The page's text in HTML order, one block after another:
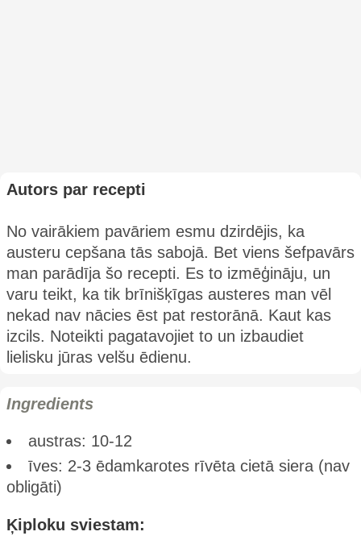
Autors par recepti
No vairākiem pavāriem esmu dzirdējis, ka
austeru cepšana tās sabojā. Bet viens šefpavārs
man parādīja šo recepti. Es to izmēģināju, un
varu teikt, ka tik brīnišķīgas austeres man vēl
nekad nav nācies ēst pat restorānā. Kaut kas
izcils. Noteikti pagatavojiet to un izbaudiet
lielisku jūras velšu ēdienu.
Ingredients
austras: 10-12
īves: 2-3 ēdamkarotes rīvēta cietā siera (nav
obligāti)
Ķiploku sviestam: